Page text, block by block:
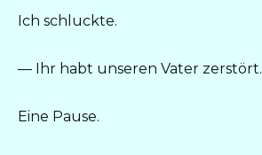
Ich schluckte.
— Ihr habt unseren Vater zerstört.
Eine Pause.